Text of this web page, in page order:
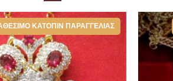
ΚΑΤΌΠΙΝ ΠΑΡΑΓΓΕΛΊΑΣ